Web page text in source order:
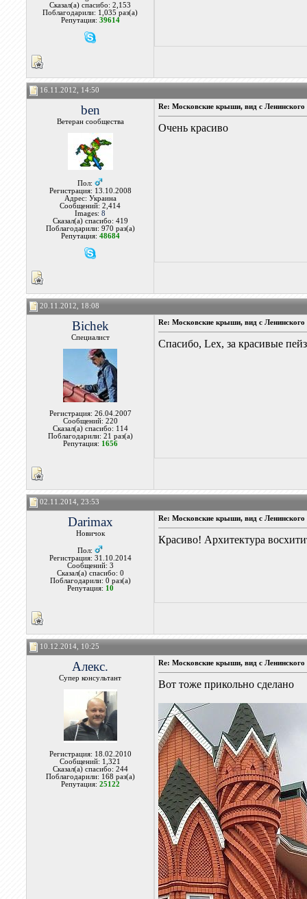
Сказал(а) спасибо: 2,153
Поблагодарили: 1,035 раз(а)
Репутация: 39614
16.11.2012, 14:50
ben
Ветеран сообщества
Пол:
Регистрация: 13.10.2008
Адрес: Украина
Сообщений: 2,414
Images:8
Сказал(а) спасибо: 419
Поблагодарили: 970 раз(а)
Репутация: 48684
Re: Московские крыши, вид с Ленинского
Очень красиво
20.11.2012, 18:08
Bichek
Специалист
Регистрация: 26.04.2007
Сообщений: 220
Сказал(а) спасибо: 114
Поблагодарили: 21 раз(а)
Репутация: 1656
Re: Московские крыши, вид с Ленинского
Спасибо, Lex, за красивые
02.11.2014, 23:53
Darimax
Новичок
Пол:
Регистрация: 31.10.2014
Сообщений: 3
Сказал(а) спасибо: 0
Поблагодарили: 0 раз(а)
Репутация: 10
Re: Московские крыши, вид с Ленинского
Красиво! Архитектура
10.12.2014, 10:25
Алекс.
Супер консультант
Регистрация: 18.02.2010
Сообщений: 1,321
Сказал(а) спасибо: 244
Поблагодарили: 168 раз(а)
Репутация: 25122
Re: Московские крыши, вид с Ленинского
Вот тоже прикольно сделано